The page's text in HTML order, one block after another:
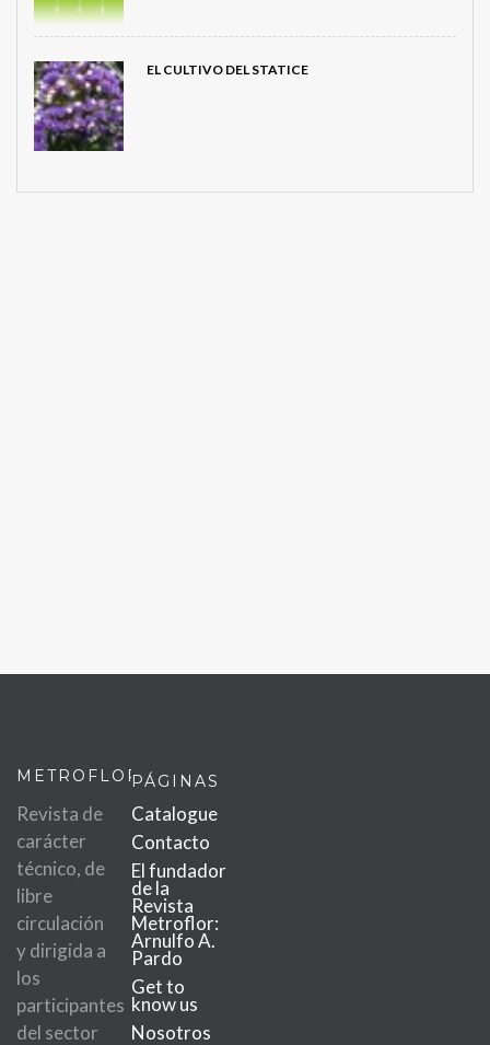
EL CULTIVO DEL STATICE
METROFLOR
Revista de
carácter
técnico, de
libre
circulación
y dirigida a
los
participantes
del sector
PÁGINAS
Catalogue
Contacto
El fundador
de la
Revista
Metroflor:
Arnulfo A.
Pardo
Get to
know us
Nosotros